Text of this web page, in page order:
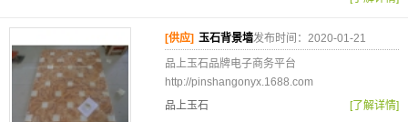
[供应] 玉石背景墙发布时间：2020-01-21
品上玉石品牌电子商务平台
http://pinshangonyx.1688.com
品上玉石
[了解详情]